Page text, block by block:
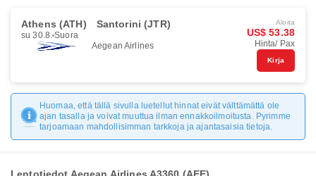
Athens (ATH) Santorini (JTR)
su 30.8. Suora
Aegean Airlines
Aloita
US$ 53.38
Hinta/ Pax
Kirja
Huomaa, että tällä sivulla luetellut hinnat eivät välttämättä ole
ajan tasalla ja voivat muuttua ilman ennakkoilmoitusta. Pyrimme
tarjoamaan mahdollisimman tarkkoja ja ajantasaisia tietoja.